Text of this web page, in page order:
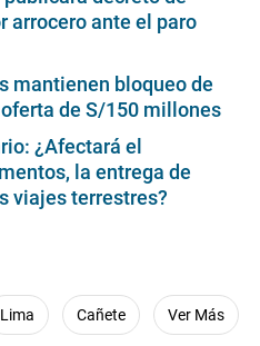
arrocero ante el paro
mantienen bloqueo de
de S/150 millones
¿Afectará el
la entrega de
viajes terrestres?
Lima Cañete Ver Más